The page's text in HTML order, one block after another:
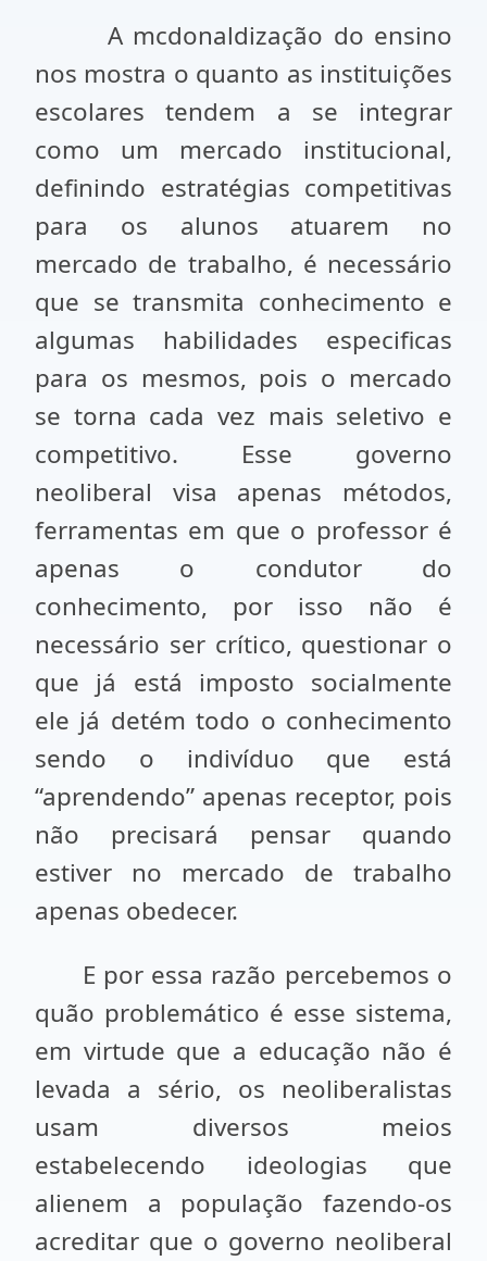
A mcdonaldização do ensino
nos mostra o quanto as instituições
escolares tendem a se integrar
como um mercado institucional,
definindo estratégias competitivas
para os alunos atuarem no
mercado de trabalho, é necessário
que se transmita conhecimento e
algumas habilidades especificas
para os mesmos, pois o mercado
se torna cada vez mais seletivo e
competitivo. Esse governo
neoliberal visa apenas métodos,
ferramentas em que o professor é
apenas o condutor do
conhecimento, por isso não é
necessário ser crítico, questionar o
que já está imposto socialmente
ele já detém todo o conhecimento
sendo o indivíduo que está
“aprendendo” apenas receptor, pois
não precisará pensar quando
estiver no mercado de trabalho
apenas obedecer.
E por essa razão percebemos o
quão problemático é esse sistema,
em virtude que a educação não é
levada a sério, os neoliberalistas
usam diversos meios
estabelecendo ideologias que
alienem a população fazendo-os
acreditar que o governo neoliberal